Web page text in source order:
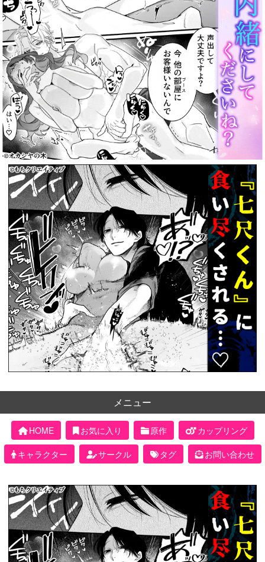
メニュー
HOME お気に入り 原作
カップリング
キャラクター
サークル タグ お問い合わせ